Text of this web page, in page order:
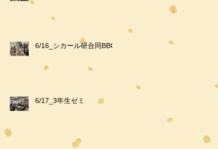
6/16_シカール研合同BBQ
6/17_3年生ゼミ